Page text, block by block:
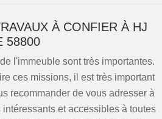
À CONFIER À HJ
58800
l'immeuble sont très importantes.
ces missions, il est très important
recommander de vous adresser à
et accessibles à toutes